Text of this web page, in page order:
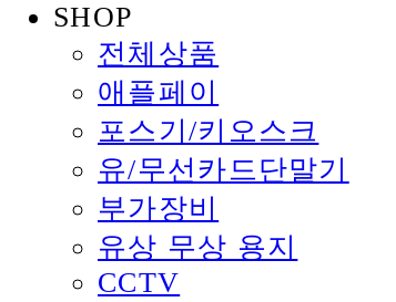
SHOP
전체상품
애플페이
포스기/키오스크
유/무선카드단말기
부가장비
유상 무상 용지
CCTV